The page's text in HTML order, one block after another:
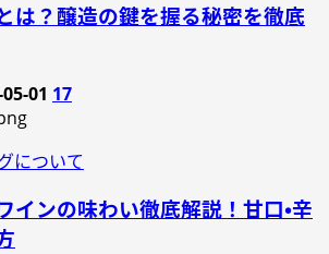
は？醸造の鍵を握る秘密を徹底
01 17
について
インの味わい徹底解説！甘口・辛